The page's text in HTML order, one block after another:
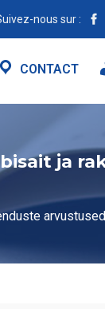
nous sur :
CONTACT
ja
arvustused